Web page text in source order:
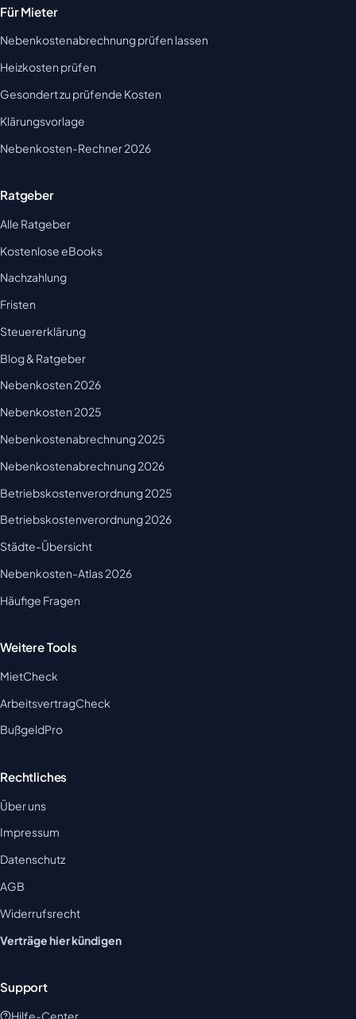
Für Mieter
Nebenkostenabrechnung prüfen lassen
Heizkosten prüfen
Gesondert zu prüfende Kosten
Klärungsvorlage
Nebenkosten-Rechner 2026
Ratgeber
Alle Ratgeber
Kostenlose eBooks
Nachzahlung
Fristen
Steuererklärung
Blog & Ratgeber
Nebenkosten 2026
Nebenkosten 2025
Nebenkostenabrechnung 2025
Nebenkostenabrechnung 2026
Betriebskostenverordnung 2025
Betriebskostenverordnung 2026
Städte-Übersicht
Nebenkosten-Atlas 2026
Häufige Fragen
Weitere Tools
MietCheck
ArbeitsvertragCheck
BußgeldPro
Rechtliches
Über uns
Impressum
Datenschutz
AGB
Widerrufsrecht
Verträge hier kündigen
Support
Hilfe-Center